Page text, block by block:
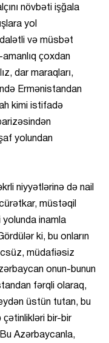
növbəti işğala
yol
və müsbət
çoxdan
dar maraqları,
Ermənistandan
kimi istifadə
yolundan
niyyətlərinə də nail
müstəqil
inamla
ki, bu onların
müdafiəsiz
onun-bunun
fərqli olaraq,
üstün tutan, bu
bir-bir
Azərbaycanla,